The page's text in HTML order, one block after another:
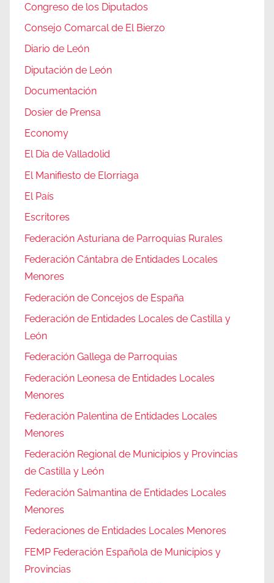
Congreso de los Diputados
Consejo Comarcal de El Bierzo
Diario de León
Diputación de León
Documentación
Dosier de Prensa
Economy
El Día de Valladolid
El Manifiesto de Elorriaga
El País
Escritores
Federación Asturiana de Parroquias Rurales
Federación Cántabra de Entidades Locales
Menores
Federación de Concejos de España
Federación de Entidades Locales de Castilla y
León
Federación Gallega de Parroquias
Federación Leonesa de Entidades Locales
Menores
Federación Palentina de Entidades Locales
Menores
Federación Regional de Municipios y Provincias
de Castilla y León
Federación Salmantina de Entidades Locales
Menores
Federaciones de Entidades Locales Menores
FEMP Federación Española de Municipios y
Provincias